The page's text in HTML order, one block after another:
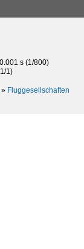
s (1/800)
1)
» Fluggesellschaften